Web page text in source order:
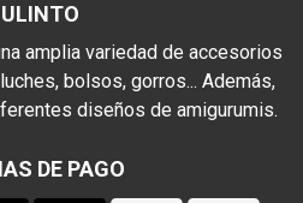
amplia variedad de accesorios
bolsos, gorros... Además,
diseños de amigurumis.
DE PAGO